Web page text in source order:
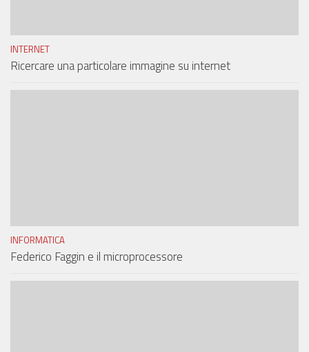
INTERNET
Ricercare una particolare immagine su internet
INFORMATICA
Federico Faggin e il microprocessore